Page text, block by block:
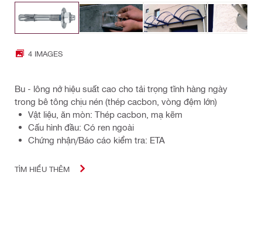
4 IMAGES
Bu - lông nở hiệu suất cao cho tải trọng tĩnh hàng ngày
trong bê tông chịu nén (thép cacbon, vòng đệm lớn)
Vật liệu, ăn mòn: Thép cacbon, mạ kẽm
Cấu hình đầu: Có ren ngoài
Chứng nhận/Báo cáo kiểm tra: ETA
TÌM HIỂU THÊM